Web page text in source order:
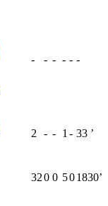
- - - - - -
2 - - 1 - 33 ʼ
320 0 501830ʼ